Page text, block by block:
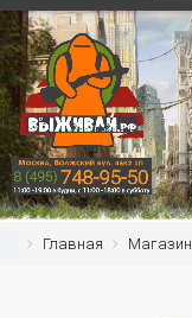
Главная Магазин